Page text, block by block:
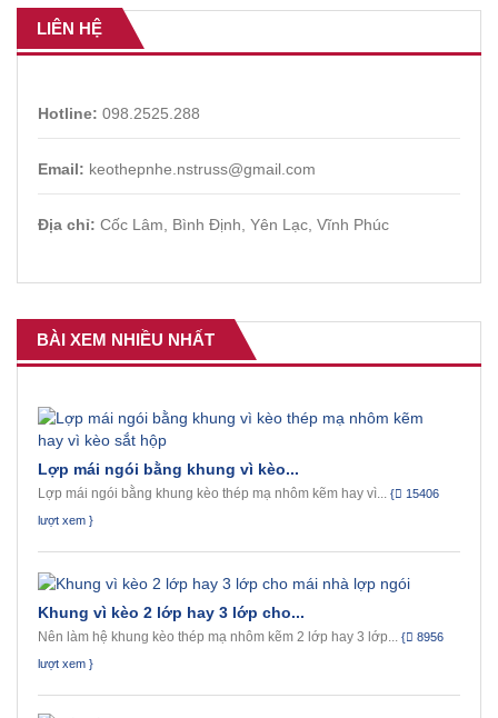
LIÊN HỆ
Hotline: 098.2525.288
Email: keothepnhe.nstruss@gmail.com
Địa chỉ: Cốc Lâm, Bình Định, Yên Lạc, Vĩnh Phúc
BÀI XEM NHIỀU NHẤT
Lợp mái ngói bằng khung vì kèo...
Lợp mái ngói bằng khung kèo thép mạ nhôm kẽm hay vì... {
15406
lượt xem }
Khung vì kèo 2 lớp hay 3 lớp cho...
Nên làm hệ khung kèo thép mạ nhôm kẽm 2 lớp hay 3 lớp... {
8956
lượt xem }